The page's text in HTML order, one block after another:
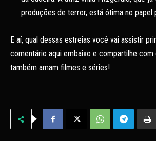
produções de terror, está ótima no papel
E aí, qual dessas estreias você vai assistir
comentário aqui embaixo e compartilhe com
também amam filmes e séries!